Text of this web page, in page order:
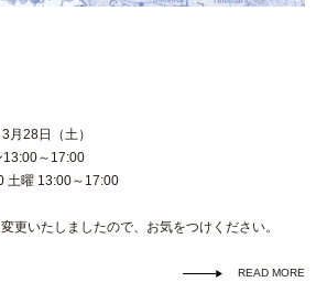
月28日（土）
13:00～17:00
土曜 13:00～17:00
更いたしましたので、お気をつけください。
READ MORE